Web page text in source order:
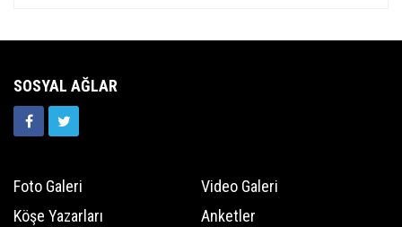
SOSYAL AĞLAR
Foto Galeri
Video Galeri
Köşe Yazarları
Anketler